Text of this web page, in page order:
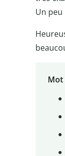
Un peu
Mot